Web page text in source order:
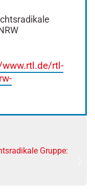
rtl-
Gruppe: